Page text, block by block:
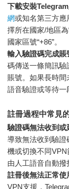
下載安裝
網或知名第三方應
擇所在國家/地區
國家區號“+86”。
輸入驗證碼完成賬
碼傳送一條簡訊
賬號。如果長時
語音驗證或等待一
註冊過程中常見
驗證碼無法收到或
導致無法收到驗
機或切換不同VPN
由人工語音自動撥
註冊後無法正常使
VPN支援，